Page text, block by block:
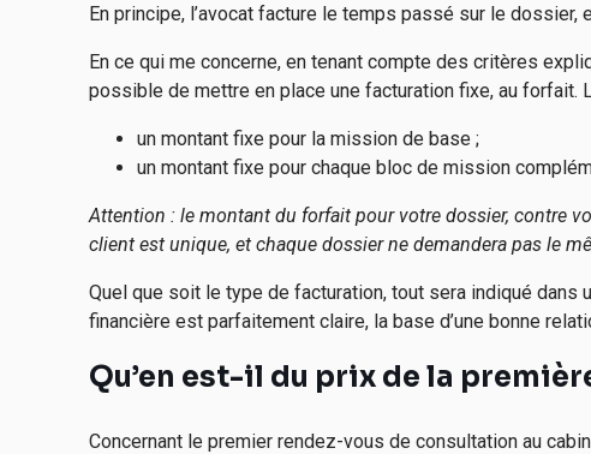
En principe, l’avocat facture le temps passé sur le dossier,
En ce qui me concerne, en tenant compte des critères
possible de mettre en place une facturation fixe, au forfait.
un montant fixe pour la mission de base ;
un montant fixe pour chaque bloc de mission
Attention : le montant du forfait pour votre dossier, contre
client est unique, et chaque dossier ne demandera pas le
Quel que soit le type de facturation, tout sera indiqué dans
financière est parfaitement claire, la base d’une bonne
Qu’en est-il du prix de la
Concernant le premier rendez-vous de consultation au